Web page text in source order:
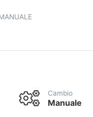
Cambio
Manuale